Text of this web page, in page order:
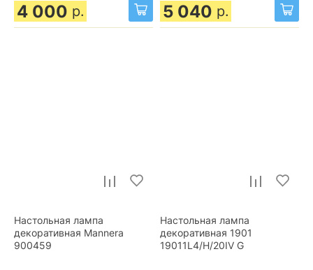
4 000 р. 5 040 р.
Настольная лампа
декоративная Mannera
900459
Настольная лампа
декоративная 1901
19011L4/H/20IV G